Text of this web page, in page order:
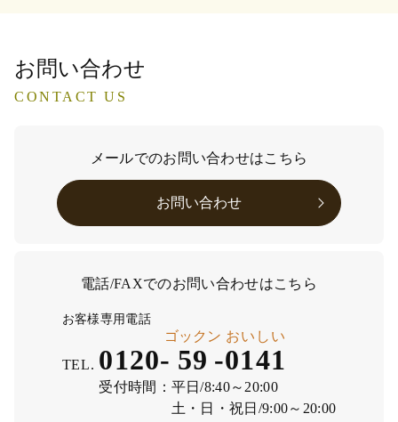
お問い合わせ
CONTACT US
メールでのお問い合わせはこちら
お問い合わせ
電話/FAXでのお問い合わせはこちら
お客様専用電話
TEL. 0120- 59
ゴックン
-0141
おいしい
受付時間： 平日/8:40～20:00
土・日・祝日/9:00～20:00